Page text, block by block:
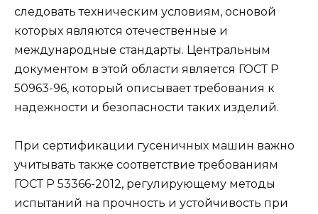
следовать техническим условиям, основой
которых являются отечественные и
международные стандарты. Центральным
документом в этой области является ГОСТ Р
50963-96, который описывает требования к
надежности и безопасности таких изделий.
При сертификации гусеничных машин важно
учитывать также соответствие требованиям
ГОСТ Р 53366-2012, регулирующему методы
испытаний на прочность и устойчивость при